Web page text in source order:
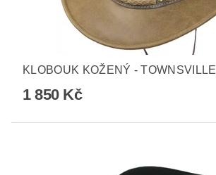
KLOBOUK KOŽENÝ - TOWNSVILLE
1 850 Kč